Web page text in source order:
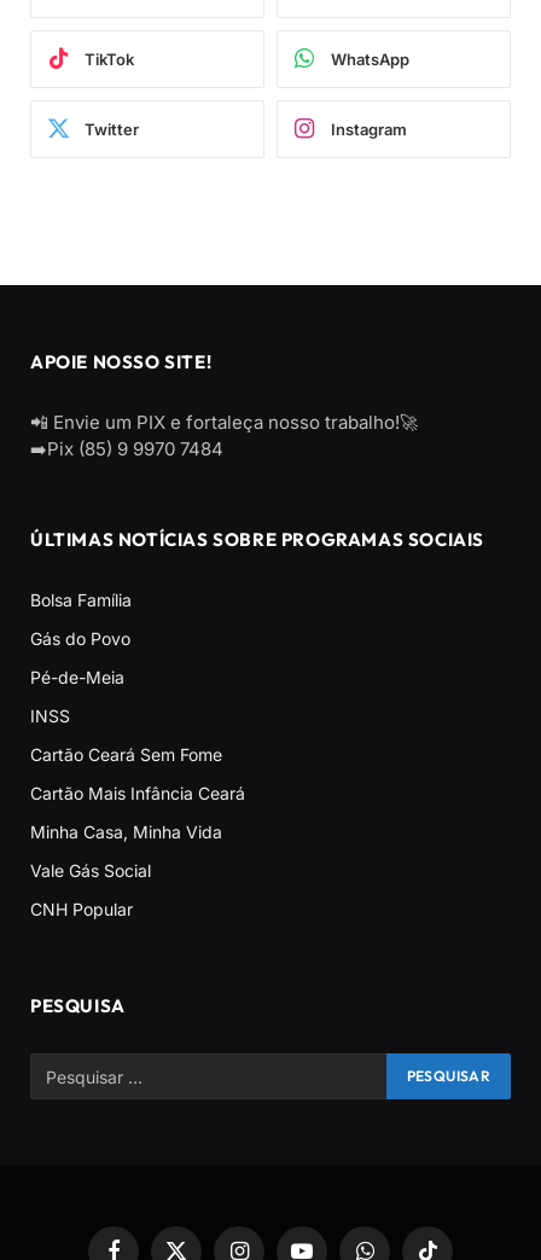
TikTok WhatsApp
Twitter Instagram
APOIE NOSSO SITE!
📲 Envie um PIX e fortaleça nosso trabalho!🚀
➡️Pix (85) 9 9970 7484
ÚLTIMAS NOTÍCIAS SOBRE PROGRAMAS SOCIAIS
Bolsa Família
Gás do Povo
Pé-de-Meia
INSS
Cartão Ceará Sem Fome
Cartão Mais Infância Ceará
Minha Casa, Minha Vida
Vale Gás Social
CNH Popular
PESQUISA